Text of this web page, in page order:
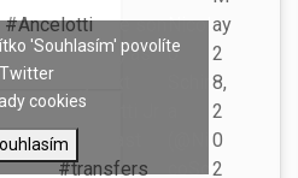
#Ancelotti(the son
Ancelotti) as
meeting next
him. Ancelotti Jr
bids last
#transfers
Nicol
ò
coSc
ay
2
8,
2
0
2
'Souhlasím' povolíte
Twitter
cookies